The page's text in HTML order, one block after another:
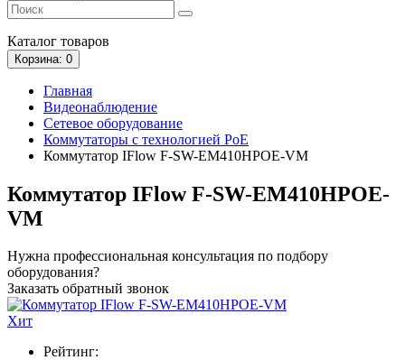
Каталог товаров
Корзина: 0
Главная
Видеонаблюдение
Сетевое оборудование
Коммутаторы с технологией PoE
Коммутатор IFlow F-SW-EM410HPOE-VM
Коммутатор IFlow F-SW-EM410HPOE-
VM
Нужна профессиональная консультация по подбору
оборудования?
Заказать обратный звонок
Хит
Рейтинг: